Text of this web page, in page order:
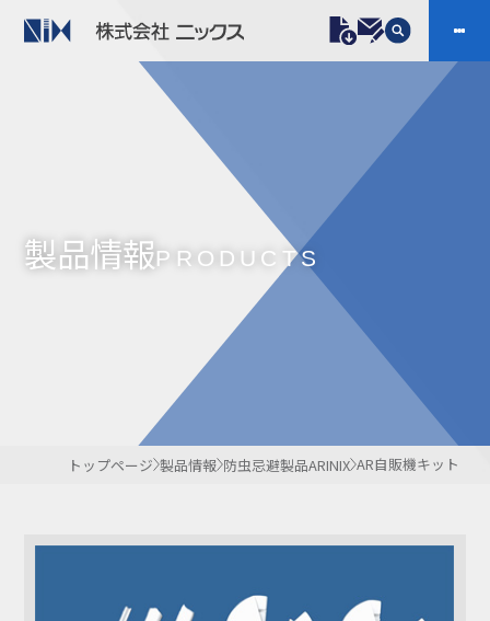
プラスチックファスナー 機構部品
ケーブルマーカー
樹脂継手、配管施工
防虫忌避製品ARINIX プリント基板実装関連
会社案内
IR
お問い合わせ 開発・導入実績
よくあるご質問
ビリティ
査結果
製品情報PRODUCTS
トップページ 製品情報 防虫忌避製品ARINIX AR自販機キット